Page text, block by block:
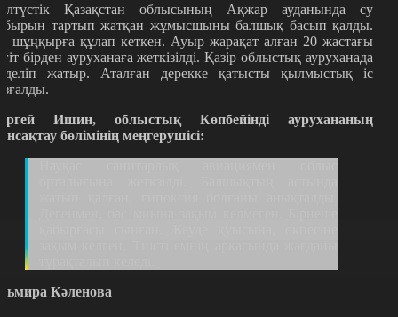
Қазақстан облысының Ақжар ауданында су
тартып жатқан жұмысшыны балшық басып қалды.
шұңқырға құлап кеткен. Ауыр жарақат алған 20 жастағы
бірден ауруханаға жеткізілді. Қазір облыстық ауруханада
жатыр. Аталған дерекке қатысты қылмыстық іс
Ишин, облыстық Көпбейінді аурухананың
бөлімінің меңгерушісі:
Кәленова